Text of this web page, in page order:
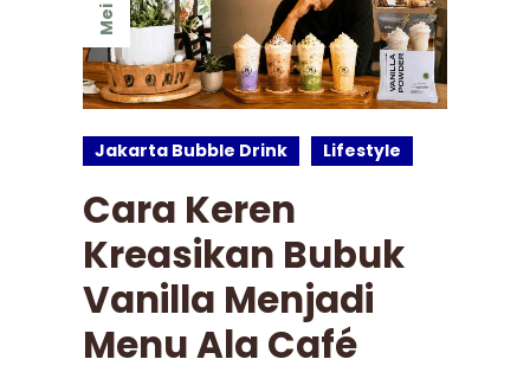
Mei
Jakarta Bubble Drink Lifestyle
Cara Keren
Kreasikan Bubuk
Vanilla Menjadi
Menu Ala Café